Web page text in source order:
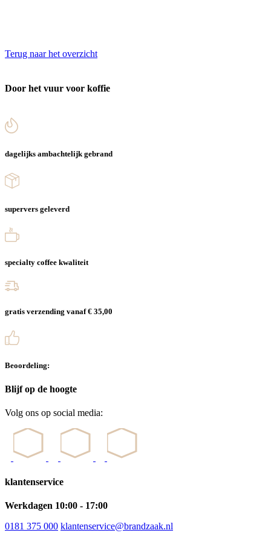
Terug naar het overzicht
Door het vuur voor koffie
dagelijks ambachtelijk gebrand
supervers geleverd
specialty coffee kwaliteit
gratis verzending vanaf € 35,00
Beoordeling:
Blijf op de hoogte
Volg ons op social media:
klantenservice
Werkdagen 10:00 - 17:00
0181 375 000 klantenservice@brandzaak.nl